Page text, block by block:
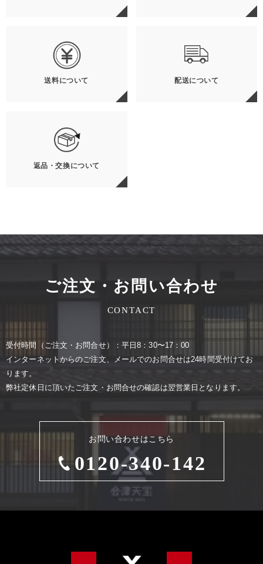
送料について 配送について
返品・交換について
ご注文・お問い合わせ
CONTACT
お問い合わせはこちら
0120-340-142
受付時間（ご注⽂・お問合せ）：平⽇8：30〜17：00
インターネットからのご注⽂、メールでのお問合せは24時間受付けてお
ります。
弊社定休⽇に頂いたご注⽂・お問合せの確認は翌営業⽇となります。